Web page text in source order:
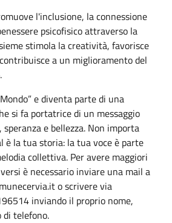
l'inclusione, la connessione
psicofisico attraverso la
stimola la creatività, favorisce
a un miglioramento del
e diventa parte di una
si fa portatrice di un messaggio
e bellezza. Non importa
è la tua storia: la tua voce è parte
collettiva. Per avere maggiori
è necessario inviare una mail a
o scrivere via
inviando il proprio nome,
di telefono.